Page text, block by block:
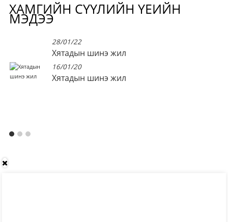
ХАМГИЙН СҮҮЛИЙН ҮЕИЙН
МЭДЭЭ
28/01/22
Хятадын шинэ жил
16/01/20
Хятадын шинэ жил